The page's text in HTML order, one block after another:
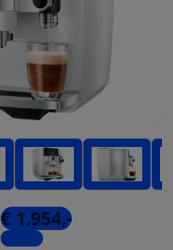
€ 1.954,-
1 winkel